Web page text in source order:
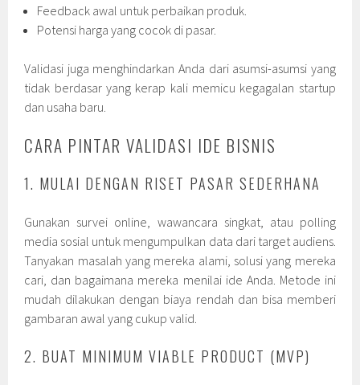
Feedback awal untuk perbaikan produk.
Potensi harga yang cocok di pasar.
Validasi juga menghindarkan Anda dari asumsi-asumsi yang
tidak berdasar yang kerap kali memicu kegagalan startup
dan usaha baru.
CARA PINTAR VALIDASI IDE BISNIS
1. MULAI DENGAN RISET PASAR SEDERHANA
Gunakan survei online, wawancara singkat, atau polling
media sosial untuk mengumpulkan data dari target audiens.
Tanyakan masalah yang mereka alami, solusi yang mereka
cari, dan bagaimana mereka menilai ide Anda. Metode ini
mudah dilakukan dengan biaya rendah dan bisa memberi
gambaran awal yang cukup valid.
2. BUAT MINIMUM VIABLE PRODUCT (MVP)